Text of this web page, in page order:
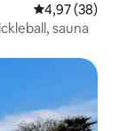
4,97 de uma
4,97 (38)
sauna